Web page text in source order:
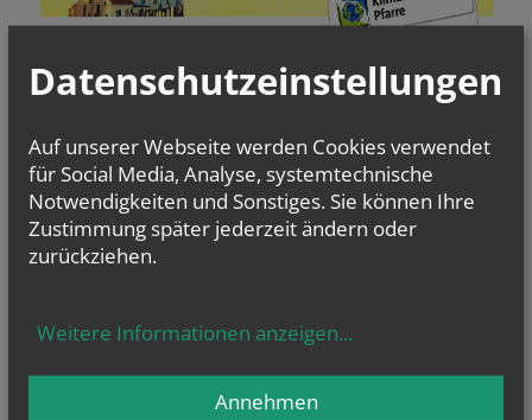
Nazarethstunde
jeden Freitag um 16:00
Datenschutzeinstellungen
Auf unserer Webseite werden Cookies verwendet
für Social Media, Analyse, systemtechnische
Notwendigkeiten und Sonstiges. Sie können Ihre
Zustimmung später jederzeit ändern oder
zurückziehen.
Weitere Informationen anzeigen...
Annehmen